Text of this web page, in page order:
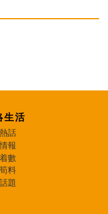
生活
話
報
數
料
題